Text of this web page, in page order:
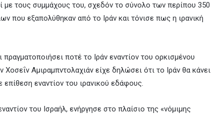
με τους συμμάχους του, σχεδόν το σύνολο των περίπου 350
που εξαπολύθηκαν από το Ιράν και τόνισε πως η ιρανική
ποτέ το Ιράν εναντίον του ορκισμένου
Αμιραμπντολαχιάν είχε δηλώσει ότι το Ιράν θα κάνει
εναντίον του ιρανικού εδάφους.
του Ισραήλ, ενήργησε στο πλαίσιο της «νόμιμης